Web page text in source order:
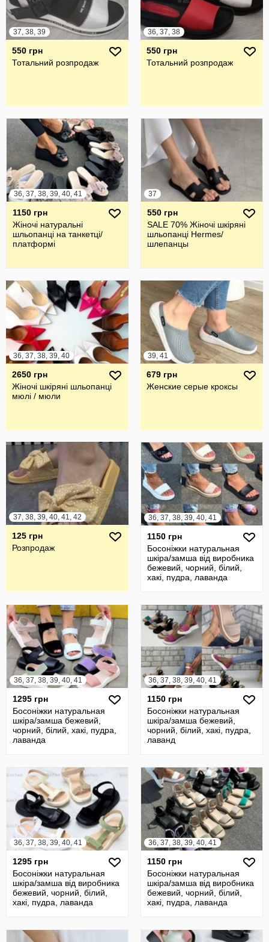
37, 38, 39
550 грн
Тотальний розпродаж
36, 37, 38
550 грн
Тотальний розпродаж
36, 37, 38, 39, 40, 41
1150 грн
Жіночі натуральні
шльопанці на танкетці/
платформі
37
550 грн
SALE 70% Жіночі шкіряні
шльопанці Hermes/
шлепанцы
36, 37, 38, 39, 40
2650 грн
Жіночі шкіряні шльопанці
мюлі / мюли
39, 41
679 грн
Женские серые кроксы
37, 38, 39, 40, 41, 42
125 грн
Розпродаж
36, 37, 38, 39, 40, 41
1150 грн
Босоніжки натуральная
шкіра/замша від виробника
бежевий, чорний, білий,
хакі, пудра, лаванда
36, 37, 38, 39, 40, 41
1295 грн
Босоніжки натуральная
шкіра/замша бежевий,
чорний, білий, хакі, пудра,
лаванда
36, 37, 38, 39, 40, 41
1150 грн
Босоніжки натуральная
шкіра/замша бежевий,
чорний, білий, хакі, пудра,
лаванд
36, 37, 38, 39, 40, 41
1295 грн
Босоніжки натуральная
шкіра/замша від виробника
бежевий, чорний, білий,
хакі, пудра, лаванда
36, 37, 38, 39, 40, 41
1150 грн
Босоніжки натуральная
шкіра/замша від виробника
бежевий, чорний, білий,
хакі, пудра, лаванда